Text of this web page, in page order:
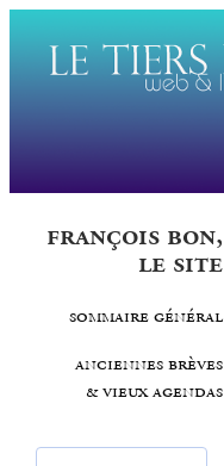
françois bon,
le site
sommaire général
anciennes brèves
& vieux agendas